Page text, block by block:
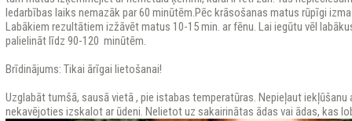
Iedarbības laiks nemazāk par 60 minūtēm.Pēc krāsošanas matus rūpīgi
Labākiem rezultātiem izžāvēt matus 10-15 min. ar fēnu. Lai iegūtu vēl
palielināt līdz 90-120 minūtēm.
Brīdinājums: Tikai ārīgai lietošanai!
Uzglabāt tumšā, sausā vietā , pie istabas temperatūras. Nepieļaut
nekavējoties izskalot ar ūdeni. Nelietot uz sakairinātas ādas vai ādas, kas